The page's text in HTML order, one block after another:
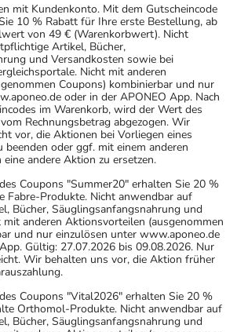
mit Kundenkonto. Mit dem Gutscheincode
10 % Rabatt für Ihre erste Bestellung, ab
von 49 € (Warenkorbwert). Nicht
Artikel, Bücher,
und Versandkosten sowie bei
Nicht mit anderen
Coupons) kombinierbar und nur
oder in der APONEO App. Nach
im Warenkorb, wird der Wert des
Rechnungsbetrag abgezogen. Wir
vor, die Aktionen bei Vorliegen eines
beenden oder ggf. mit einem anderen
andere Aktion zu ersetzen.
Coupons "Summer20" erhalten Sie 20 %
Fabre-Produkte. Nicht anwendbar auf
Bücher, Säuglingsanfangsnahrung und
anderen Aktionsvorteilen (ausgenommen
und nur einzulösen unter www.aponeo.de
Gültig: 27.07.2026 bis 09.08.2026. Nur
Wir behalten uns vor, die Aktion früher
Coupons "Vital2026" erhalten Sie 20 %
Orthomol-Produkte. Nicht anwendbar auf
Bücher, Säuglingsanfangsnahrung und